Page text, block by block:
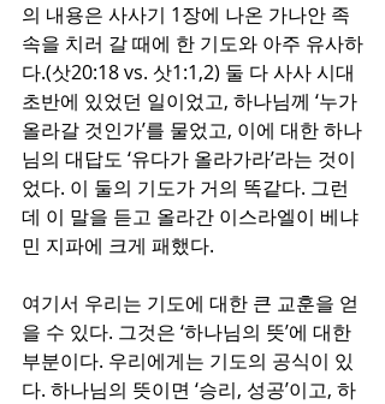
의 내용은 사사기 1장에 나온 가나안 족
속을 치러 갈 때에 한 기도와 아주 유사하
다.(삿20:18 vs. 삿1:1,2) 둘 다 사사 시대
초반에 있었던 일이었고, 하나님께 ‘누가
올라갈 것인가’를 물었고, 이에 대한 하나
님의 대답도 ‘유다가 올라가라’라는 것이
었다. 이 둘의 기도가 거의 똑같다. 그런
데 이 말을 듣고 올라간 이스라엘이 베냐
민 지파에 크게 패했다.
여기서 우리는 기도에 대한 큰 교훈을 얻
을 수 있다. 그것은 ‘하나님의 뜻’에 대한
부분이다. 우리에게는 기도의 공식이 있
다. 하나님의 뜻이면 ‘승리, 성공’이고, 하